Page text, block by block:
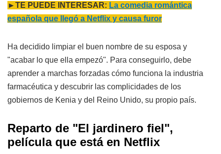
►TE PUEDE INTERESAR: La comedia romántica
española que llegó a Netflix y causa furor
Ha decidido limpiar el buen nombre de su esposa y
"acabar lo que ella empezó". Para conseguirlo, debe
aprender a marchas forzadas cómo funciona la industria
farmacéutica y descubrir las complicidades de los
gobiernos de Kenia y del Reino Unido, su propio país.
Reparto de "El jardinero fiel",
película que está en Netflix